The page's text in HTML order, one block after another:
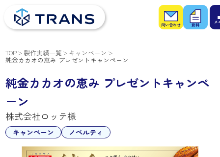
お問
い合
わせ
お役
立ち
資料
TOP 製作実績一覧 キャンペーン
純金カカオの恵み プレゼントキャンペーン
純金カカオの恵み プレゼントキャンペ
ーン
株式会社ロッテ様
キャンペーン ノベルティ